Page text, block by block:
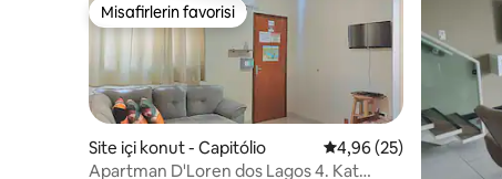
Misafirlerin favorisi
Misafirlerin favorisi
Site içi konut - Capitólio 5 üzerinden ortalama
4,96 (25)
Apartman D'Loren dos Lagos 4. Kat